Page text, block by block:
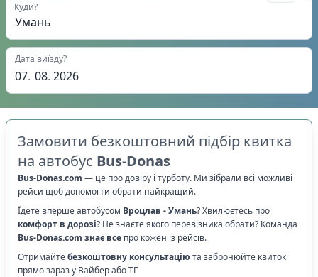
Куди?
Дата виїзду?
07. 08. 2026
Замовити безкоштовний підбір квитка
на автобус Bus-Donas
Bus-Donas.com — це про довіру і турботу. Ми зібрали всі можливі
рейси щоб допомогти обрати найкращий.
Їдете вперше автобусом Вроцлав -Умань? Хвилюєтесь про
комфорт в дорозі? Не знаєте якого перевізника обрати? Команда
Bus-Donas.com знає все про кожен із рейсів.
Отримайтебезкоштовну консультацію та забронюйте квиток
прямо зараз у Вайбер або ТГ